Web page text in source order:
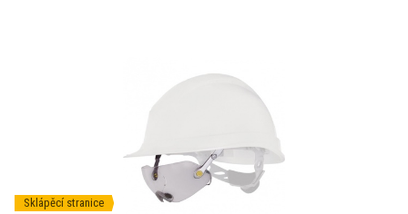
Sklápěcí stranice